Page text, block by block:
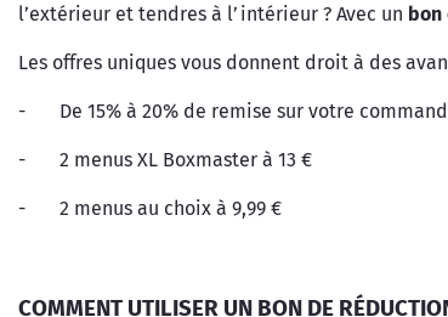
l’extérieur et tendres à l’intérieur ? Avec un bon
Les offres uniques vous donnent droit à des
- De 15% à 20% de remise sur votre
- 2 menus XL Boxmaster à 13 €
- 2 menus au choix à 9,99 €
COMMENT UTILISER UN BON DE